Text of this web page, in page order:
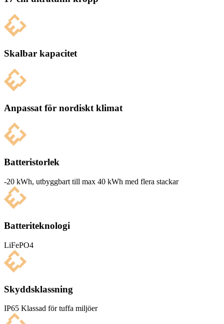
Skalbar kapacitet
Anpassat för nordiskt klimat
Batteristorlek
-20 kWh, utbyg­g­bart till max 40 kWh med flera stackar
Batteriteknologi
LiFePO4
Skyddsklassning
IP65 Klas­sad för tuffa miljöer